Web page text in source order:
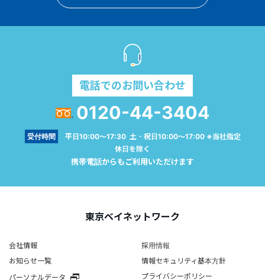
電話でのお問い合わせ
0120-44-3404
受付時間
平日10:00～17:30 土・祝日10:00～17:00 ※当社指定
休日を除く
携帯電話からもご利用いただけます
東京ベイネットワーク
会社情報
採用情報
お知らせ一覧
情報セキュリティ基本方針
パーソナルデータ
プライバシーポリシー